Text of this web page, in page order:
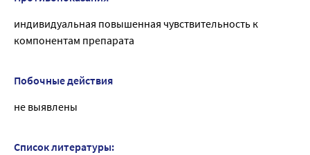
индивидуальная повышенная чувствительность к
компонентам препарата
Побочные действия
не выявлены
Список литературы: